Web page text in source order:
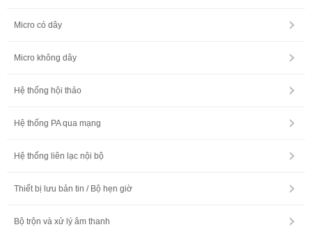
Micro có dây
Micro không dây
Hệ thống hội thảo
Hệ thống PA qua mạng
Hệ thống liên lạc nội bộ
Thiết bị lưu bản tin / Bộ hẹn giờ
Bộ trộn và xử lý âm thanh